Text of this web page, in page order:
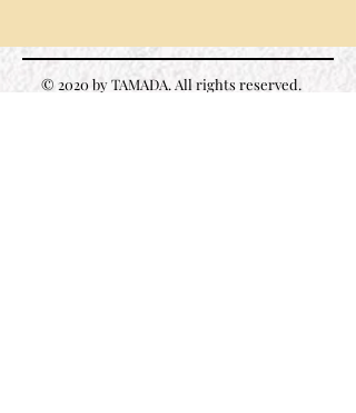
© 2020 by TAMADA. All rights reserved.